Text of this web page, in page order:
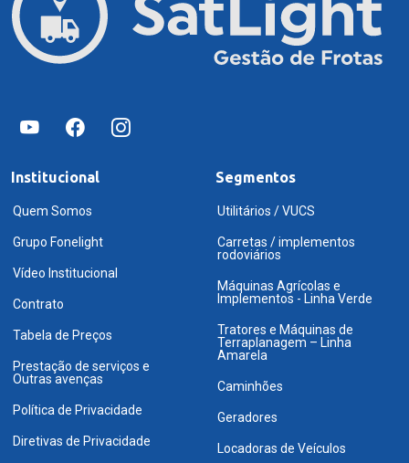
Institucional
Quem Somos
Grupo Fonelight
Vídeo Institucional
Contrato
Tabela de Preços
Prestação de serviços e
Outras avenças
Política de Privacidade
Diretivas de Privacidade
Segmentos
Utilitários / VUCS
Carretas / implementos
rodoviários
Máquinas Agrícolas e
Implementos - Linha Verde
Tratores e Máquinas de
Terraplanagem – Linha
Amarela
Caminhões
Geradores
Locadoras de Veículos